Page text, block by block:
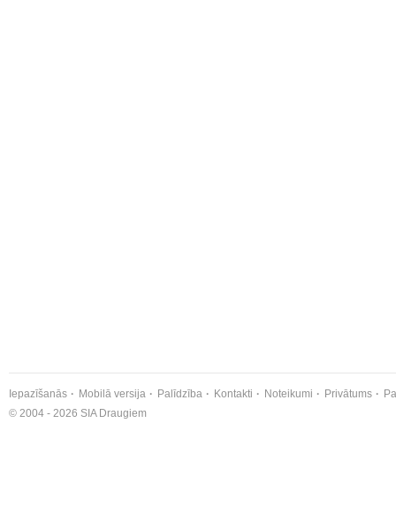
Iepazīšanās Mobilā versija Palīdzība Kontakti Noteikumi Privātums
© 2004 - 2026 SIA Draugiem